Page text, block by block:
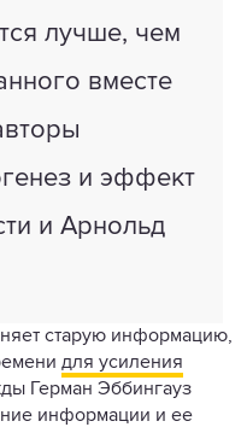
лучше, чем
вместе
и эффект
и Арнольд
старую информацию,
для усиления
Герман Эббингауз
информации и ее